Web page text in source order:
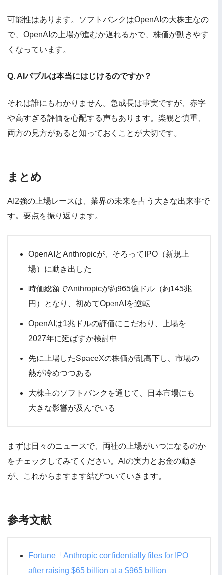
可能性はあります。ソフトバンクはOpenAIの大株主なの
で、OpenAIの上場が進むか遅れるかで、株価が動きやす
くなっています。
Q. AIバブルは本当にはじけるのですか？
それは誰にもわかりません。急成長は事実ですが、赤字
や高すぎる評価を心配する声もあります。楽観と慎重、
両方の見方があると知っておくことが大切です。
まとめ
AI2強の上場レースは、業界の未来を占う大きな出来事で
す。要点を振り返ります。
OpenAIとAnthropicが、そろってIPO（新規上
場）に動き出した
時価総額でAnthropicが約965億ドル（約145兆
円）となり、初めてOpenAIを逆転
OpenAIは1兆ドルの評価にこだわり、上場を
2027年に延ばすか検討中
先に上場したSpaceXの株価が乱高下し、市場の
熱が冷めつつある
大株主のソフトバンクを通じて、日本市場にも
大きな影響が及んでいる
まずは日々のニュースで、両社の上場がいつになるのか
をチェックしてみてください。AIの実力とお金の動き
が、これからますます結びついていきます。
参考文献
Fortune「Anthropic confidentially files for IPO
after raising $65 billion at a $965 billion